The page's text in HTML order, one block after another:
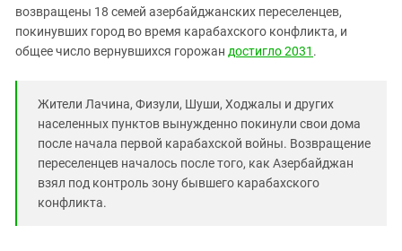
Чечня
Южная Осетия
возвращены 18 семей азербайджанских переселенцев,
покинувших город во время карабахского конфликта, и
общее число вернувшихся горожан достигло 2031 .
Жители Лачина, Физули, Шуши, Ходжалы и других
населенных пунктов вынужденно покинули свои дома
после начала первой карабахской войны. Возвращение
переселенцев началось после того, как Азербайджан
взял под контроль зону бывшего карабахского
конфликта.